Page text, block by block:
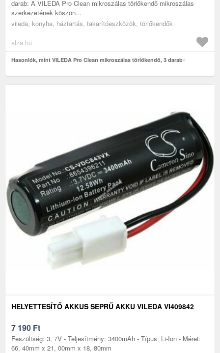
darab: A VILEDA Pro Clean mikroszálas törlőkendő mikroszálas
szerkezetének köszön...
vileda, konyha, háztartás, takarítóeszközök, törlőkendők
alza.hu
Hasonlók, mint VILEDA Pro Clean mikroszálas törlőkendő, 3 darab
HELYETTESÍTŐ AKKUS SEPRŰ AKKU VILEDA VI409842
7 190 Ft
Feszültség: 3, 7V - Teljesítmény: 3400mAh - Típus: Li-Ion - Méret:
66, 40mm x 21, 00mm x 18, 80mm